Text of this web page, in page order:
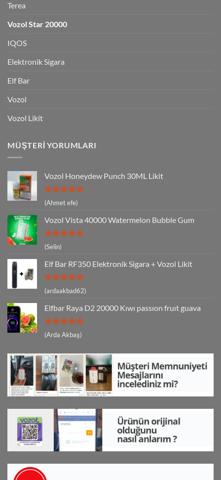
Terea
Vozol Star 20000
IQOS
Elektronik Sigara
Elf Bar
Vozol
Vozol Likit
MÜŞTERI YORUMLARI
Vozol Honeydew Punch 30ML Likit
5 üzerinden
5
(Ahmet efe)
Vozol Vista 40000 Watermelon Bubble Gum
5 üzerinden
5
oy aldı
(Selin)
Elf Bar RF350 Elektronik Sigara + Vozol Likit
5 üzerinden
5
(ardaakbad62)
Elfbar Raya D2 20000 Kıwı passıon fruıt guava
5 üzerinden
5
(Arda Akbaş)